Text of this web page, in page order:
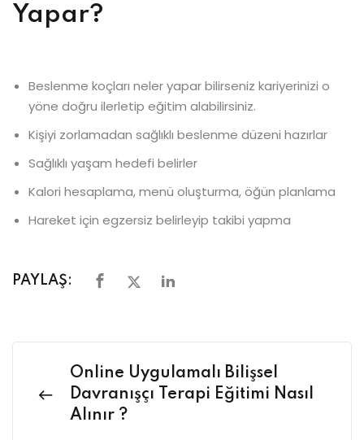
Yapar?
Beslenme koçları neler yapar bilirseniz kariyerinizi o
yöne doğru ilerletip eğitim alabilirsiniz.
Kişiyi zorlamadan sağlıklı beslenme düzeni hazırlar
Sağlıklı yaşam hedefi belirler
Kalori hesaplama, menü oluşturma, öğün planlama
Hareket için egzersiz belirleyip takibi yapma
PAYLAŞ:
Online Uygulamalı Bilişsel
Davranışçı Terapi Eğitimi Nasıl
Alınır ?